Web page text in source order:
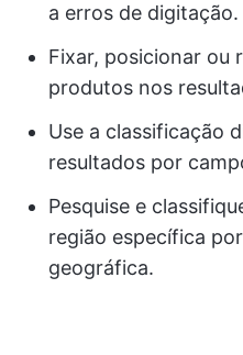
a erros de digitação.
Fixar, posicionar ou
produtos nos
Use a classificação
resultados por
Pesquise e
região específica
geográfica.